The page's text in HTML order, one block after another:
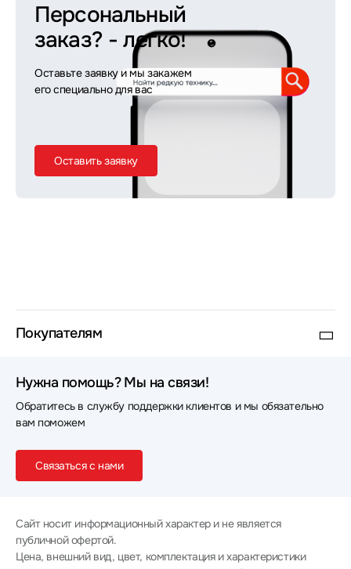
Персональный
заказ? - легко!
Оставьте заявку и мы закажем
его специально для вас
Оставить заявку
Покупателям
Нужна помощь? Мы на связи!
Обратитесь в службу поддержки клиентов и мы обязательно
вам поможем
Связаться с нами
Сайт носит информационный характер и не является
публичной офертой.
Цена, внешний вид, цвет, комплектация и характеристики